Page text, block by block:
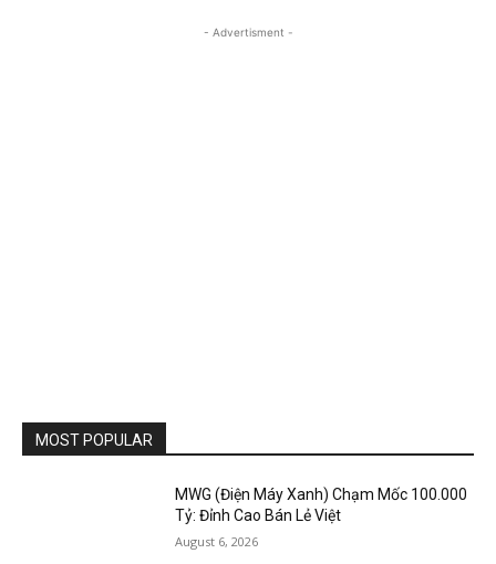
- Advertisment -
MOST POPULAR
MWG (Điện Máy Xanh) Chạm Mốc 100.000
Tỷ: Đỉnh Cao Bán Lẻ Việt
August 6, 2026